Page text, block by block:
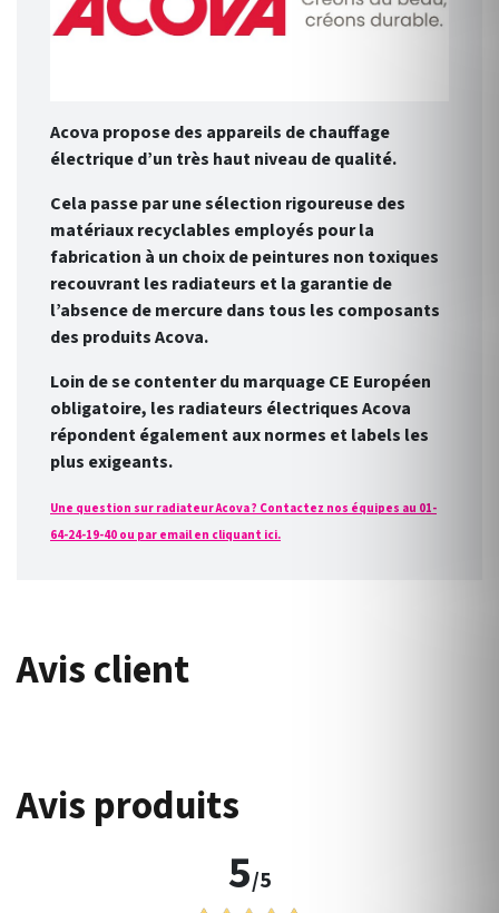
Acova propose des appareils de chauffage
électrique d’un très haut niveau de qualité.
Cela passe par une sélection rigoureuse des
matériaux recyclables employés pour la
fabrication à un choix de peintures non toxiques
recouvrant les radiateurs et la garantie de
l’absence de mercure dans tous les composants
des produits Acova.
Loin de se contenter du marquage CE Européen
obligatoire, les radiateurs électriques Acova
répondent également aux normes et labels les
plus exigeants.
Une question sur radiateur Acova ? Contactez nos équipes au 01-
64-24-19-40 ou par email en cliquant ici.
Avis client
Avis produits
5/5